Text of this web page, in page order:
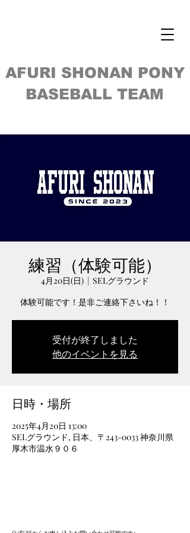
AFURI SHONAN PONY
BASEBALL TEAM
練習（体験可能）
4月20日(日)
  |
SELグラウンド
体験可能です！是非ご連絡下さいね！！
受付が終了しました
他のイベントを見る
日時・場所
2025年4月20日 13:00
SELグラウンド, 日本、〒243-0033 神奈川県
厚木市温水９０６